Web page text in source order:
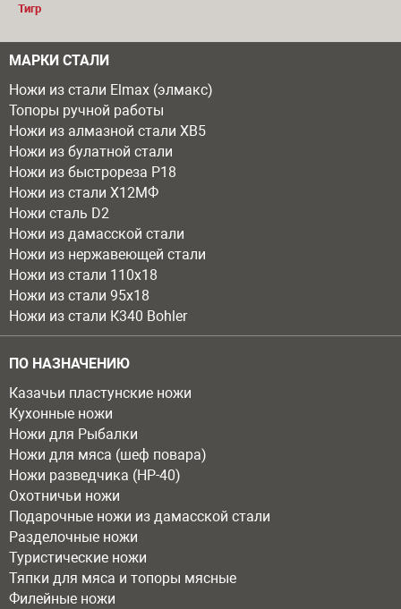
МАРКИ СТАЛИ
Ножи из стали Elmax (элмакс)
Топоры ручной работы
Ножи из алмазной стали ХВ5
Ножи из булатной стали
Ножи из быстрореза Р18
Ножи из стали Х12МФ
Ножи сталь D2
Ножи из дамасской стали
Ножи из нержавеющей стали
Ножи из стали 110х18
Ножи из стали 95х18
Ножи из стали К340 Bohler
ПО НАЗНАЧЕНИЮ
Казачьи пластунские ножи
Кухонные ножи
Ножи для Рыбалки
Ножи для мяса (шеф повара)
Ножи разведчика (НР-40)
Охотничьи ножи
Подарочные ножи из дамасской стали
Разделочные ножи
Туристические ножи
Тяпки для мяса и топоры мясные
Филейные ножи
Тигр